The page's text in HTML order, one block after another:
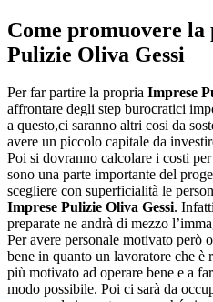
Come promuovere
Pulizie Oliva Gessi
Per far partire la propria Imprese
affrontare degli step burocratici
a questo,ci saranno altri cosi da
avere un piccolo capitale da
Poi si dovranno calcolare i costi
sono una parte importante del
scegliere con superficialità le
Imprese Pulizie Oliva Gessi.
preparate ne andrà di mezzo
Per avere personale motivato però
bene in quanto un lavoratore che è
più motivato ad operare bene e a
modo possibile. Poi ci sarà da